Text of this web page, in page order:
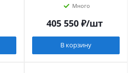
Много
405 550₽/шт
В корзину